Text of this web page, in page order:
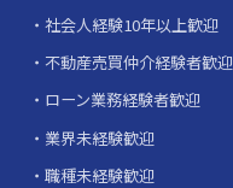
社会人経験10年以上歓迎
不動産売買仲介経験者歓迎
ローン業務経験者歓迎
業界未経験歓迎
職種未経験歓迎